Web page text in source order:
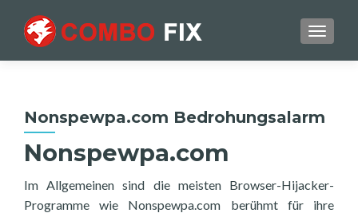
Nonspewpa.com Bedrohungsalarm
Nonspewpa.com
Im Allgemeinen sind die meisten Browser-Hijacker-
Programme wie Nonspewpa.com berühmt für ihre